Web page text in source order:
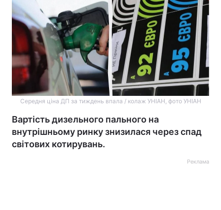
Середня ціна ДП за тиждень впала / колаж УНІАН, фото УНІАН
Вартість дизельного пального на
внутрішньому ринку знизилася через спад
світових котирувань.
Реклама